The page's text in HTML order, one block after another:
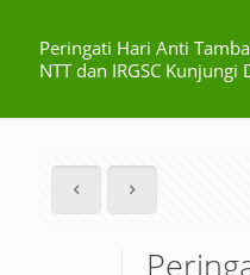
Peringati Hari Anti
NTT dan IRGSC Kunjungi